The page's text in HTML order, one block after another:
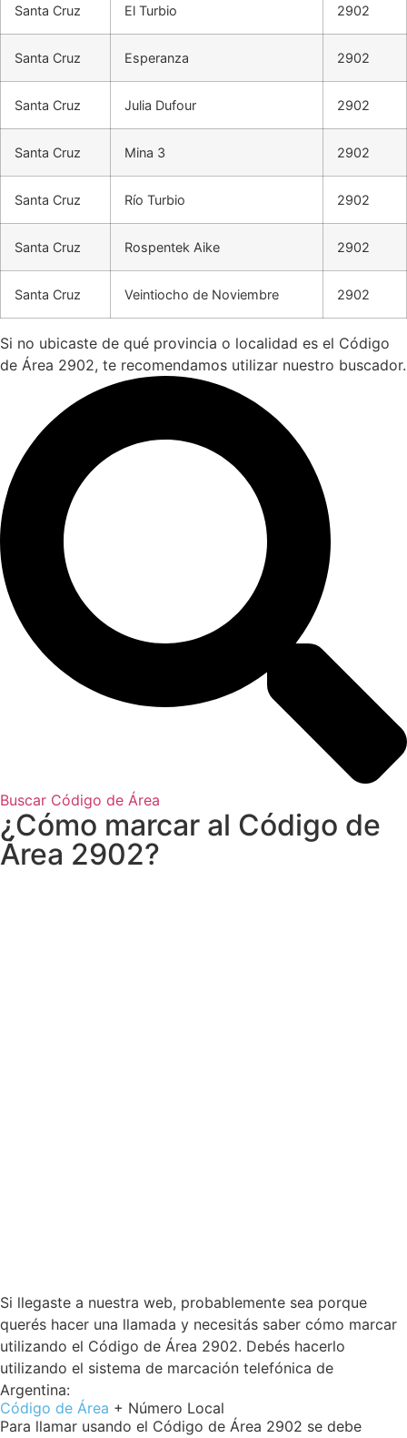
Santa Cruz El Turbio 2902
Santa Cruz Esperanza 2902
Santa Cruz Julia Dufour 2902
Santa Cruz Mina 3 2902
Santa Cruz Río Turbio 2902
Santa Cruz Rospentek Aike 2902
Santa Cruz Veintiocho de Noviembre 2902
Si no ubicaste de qué provincia o localidad es el Código
de Área 2902, te recomendamos utilizar nuestro buscador.
Buscar Código de Área
¿Cómo marcar al Código de
Área 2902?
Si llegaste a nuestra web, probablemente sea porque
querés hacer una llamada y necesitás saber cómo marcar
utilizando el Código de Área 2902. Debés hacerlo
utilizando el sistema de marcación telefónica de
Argentina:
Código de Área + Número Local
Para llamar usando el Código de Área 2902 se debe